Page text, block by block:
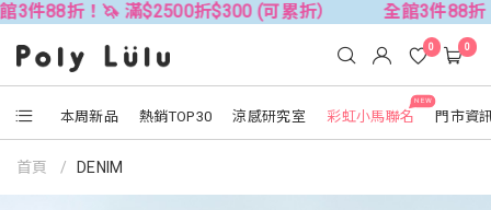
🦄 滿$2500折$300 (可累折） 全館3件88折！🦄 滿
本周新品 熱銷TOP30 涼感研究室
NEW
彩虹小馬聯名 門市資
0 0
首頁 DENIM